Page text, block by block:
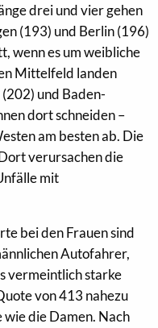
drei und vier gehen
(193) und Berlin (196)
wenn es um weibliche
Mittelfeld landen
und Baden-
dort schneiden –
am besten ab. Die
verursachen die
mit
bei den Frauen sind
Autofahrer,
vermeintlich starke
von 413 nahezu
die Damen. Nach